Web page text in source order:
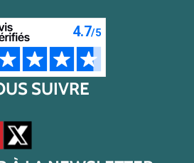
SUIVRE
YouTube
compte Instagram
notre page Facebook
à notre compte Pinterest
Accéder à notre compte Twitter/X